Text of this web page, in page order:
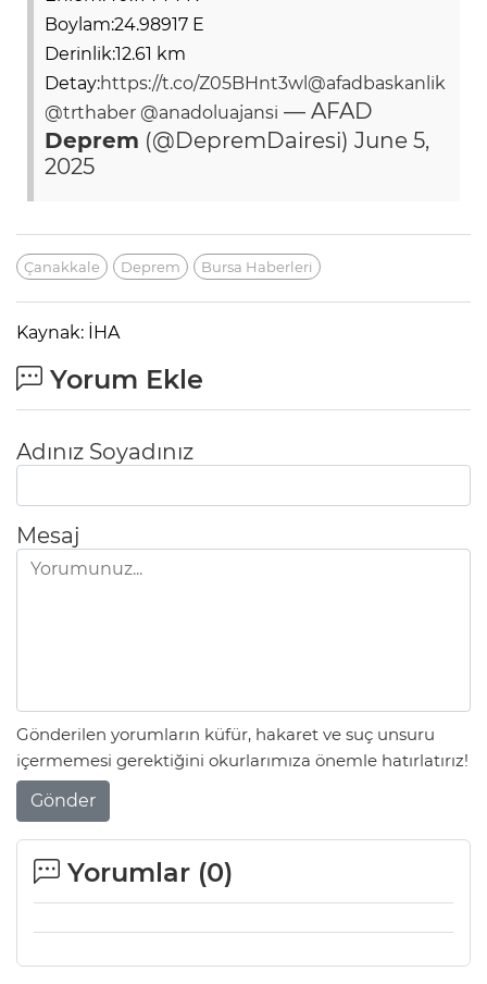
Boylam:24.98917 E
Derinlik:12.61 km
Detay:https://t.co/Z05BHnt3wl @afadbaskanlik
@trthaber @anadoluajansi — AFAD
Deprem (@DepremDairesi) June 5,
2025
Çanakkale Deprem Bursa Haberleri
Kaynak: İHA
Yorum Ekle
Adınız Soyadınız
Mesaj
Gönderilen yorumların küfür, hakaret ve suç unsuru
içermemesi gerektiğini okurlarımıza önemle hatırlatırız!
Gönder
Yorumlar (0)